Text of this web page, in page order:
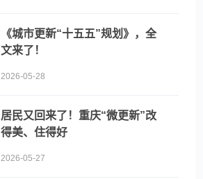
《城市更新“十五五”规划》，全
文来了！
2026-05-28
居民又回来了！重庆“微更新”改
得美、住得好
2026-05-27